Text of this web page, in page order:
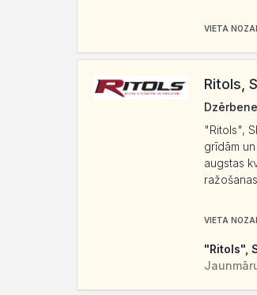
VIETA
Ritols,
"Ritols",
grīdām
augstas
VIETA
"Ritols",